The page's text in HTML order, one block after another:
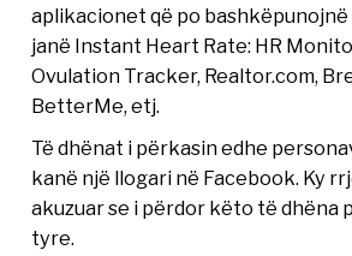
aplikacionet që po bashkëpunojnë
janë Instant Heart Rate: HR
Ovulation Tracker, Realtor.com,
BetterMe, etj.
Të dhënat i përkasin edhe
kanë një llogari në Facebook. Ky
akuzuar se i përdor këto të dhëna
tyre.